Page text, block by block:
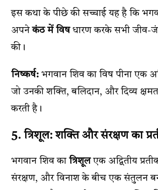
इस कथा के पीछे की सच्चाई यह है कि
अपनेकंठ में विषधारण करके सभी जीव-
की।
निष्कर्ष: भगवान शिव का विष पीना एक
जो उनकी शक्ति, बलिदान, और दिव्य
करती है।
5. त्रिशूल: शक्ति और संरक्षण का
भगवान शिव कात्रिशूलएक अद्वितीय
संरक्षण, और विनाश के बीच एक संतुलन